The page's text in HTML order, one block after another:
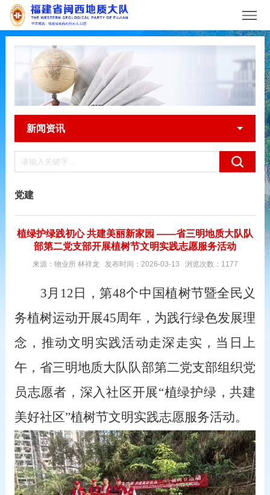
新闻资讯
党建
植绿护绿践初心 共建美丽新家园 ——省三明地质大队队
部第二党支部开展植树节文明实践志愿服务活动
来源：物业所 林祥龙 发布时间：2026-03-13 浏览次数：1177
3月12日，第48个中国植树节暨全民义
务植树运动开展45周年，为践行绿色发展理
念，推动文明实践活动走深走实，当日上
午，省三明地质大队队部第二党支部组织党
员志愿者，深入社区开展“植绿护绿，共建
美好社区”植树节文明实践志愿服务活动。